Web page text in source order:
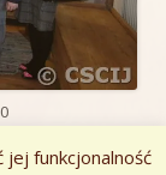
jej funkcjonalność